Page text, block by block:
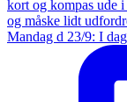
Mandag d 23/9: I